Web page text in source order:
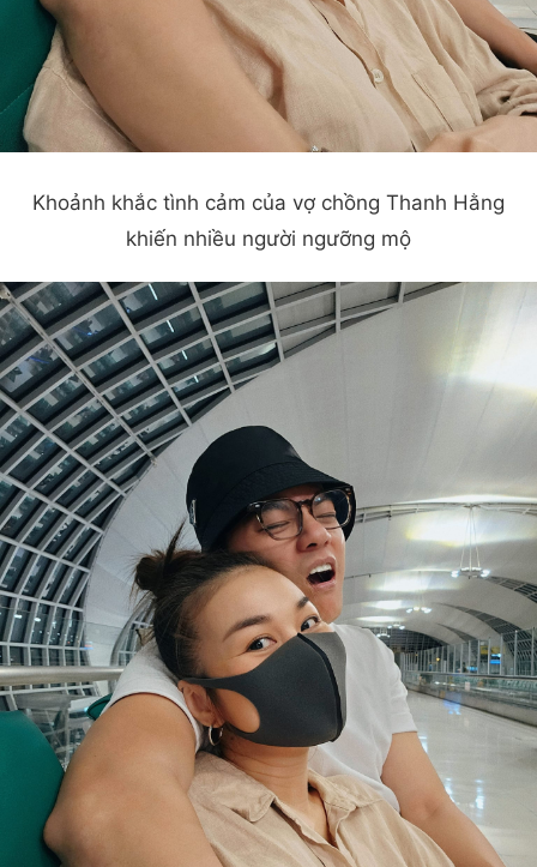
Khoảnh khắc tình cảm của vợ chồng Thanh Hằng
khiến nhiều người ngưỡng mộ